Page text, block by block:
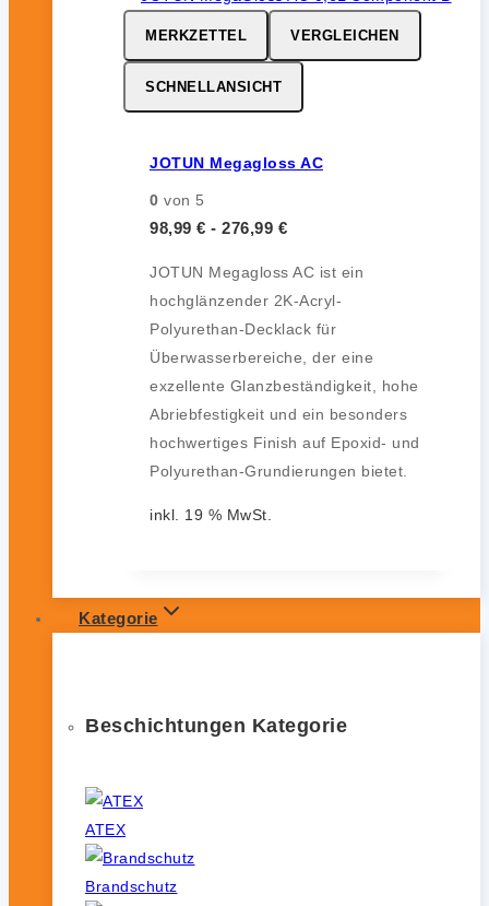
MERKZETTEL VERGLEICHEN
SCHNELLANSICHT
JOTUN Megagloss AC
0 von 5
98,99 € - 276,99 €
JOTUN Megagloss AC ist ein
hochglänzender 2K-Acryl-
Polyurethan-Decklack für
Überwasserbereiche, der eine
exzellente Glanzbeständigkeit, hohe
Abriebfestigkeit und ein besonders
hochwertiges Finish auf Epoxid- und
Polyurethan-Grundierungen bietet.
inkl. 19 % MwSt.
Kategorie
Beschichtungen Kategorie
ATEX
Brandschutz